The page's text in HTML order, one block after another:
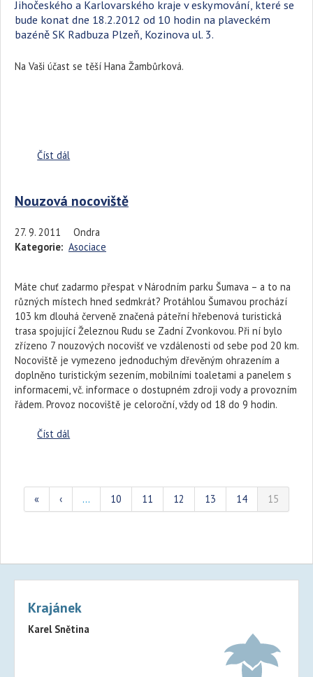
Jihočeského a Karlovarského kraje v eskymování, které se
bude konat dne 18.2.2012 od 10 hodin na plaveckém
bazéně SK Radbuza Plzeň, Kozinova ul. 3.
Na Vaši účast se těší Hana Žambůrková.
Číst dál
Nouzová nocoviště
27. 9. 2011
Ondra
Kategorie: Asociace
Máte chuť zadarmo přespat v Národním parku Šumava – a to na
různých místech hned sedmkrát? Protáhlou Šumavou prochází
103 km dlouhá červeně značená páteřní hřebenová turistická
trasa spojující Železnou Rudu se Zadní Zvonkovou. Při ní bylo
zřízeno 7 nouzových nocovišť ve vzdálenosti od sebe pod 20 km.
Nocoviště je vymezeno jednoduchým dřevěným ohrazením a
doplněno turistickým sezením, mobilními toaletami a panelem s
informacemi, vč. informace o dostupném zdroji vody a provozním
řádem. Provoz nocoviště je celoroční, vždy od 18 do 9 hodin.
Číst dál
« ‹ … 10 11 12 13 14 15
Krajánek
Karel Snětina